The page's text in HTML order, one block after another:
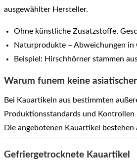
ausgewählter Hersteller.
Ohne künstliche Zusatzstoffe,
Naturprodukte – Abweichungen in
Beispiel: Hirschhörner stammen
Warum funem keine
Bei Kauartikeln aus bestimmten
Produktionsstandards und
Die angebotenen Kauartikel bestehen
Gefriergetrocknete Kauartikel